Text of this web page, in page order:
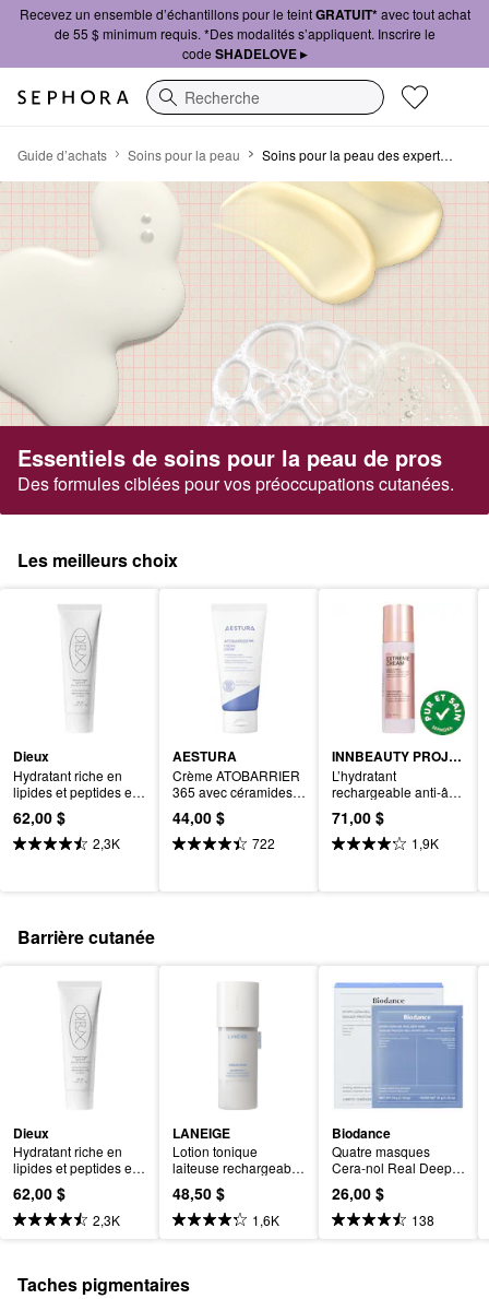
Recevez un ensemble d’échantillons pour le teintGRATUIT*avec tout achat
de 55 $ minimum requis. *Des modalités s’appliquent. Inscrire le
code SHADELOVE ▸
Recherche
Guide d’achats Soins pour la peau Soins pour la peau des experts en la matière
Essentiels de soins pour la peau de pros
Des formules ciblées pour vos préoccupations cutanées.
Les meilleurs choix
Dieux
Hydratant riche en
lipides et peptides et
soin réparateur de la
barrière cutanée
Instant Angel
62,00 $
2,3K
AESTURA
Crème ATOBARRIER
365 avec céramides
et niacinamide pour
réparer la barrière
d’hydratation cutanée
44,00 $
722
INNBEAUTY PROJECT
L’hydratant
rechargeable anti-âge
raffermissant et à effet
remontant Extreme
Cream
71,00 $
1,9K
Barrière cutanée
Dieux
Hydratant riche en
lipides et peptides et
soin réparateur de la
barrière cutanée
Instant Angel
62,00 $
2,3K
LANEIGE
Lotion tonique
laiteuse rechargeable
avec céramides et
peptides Cream Skin
48,50 $
1,6K
Biodance
Quatre masques
Cera-nol Real Deep
pour le soulagement
de la sécheresse et
des rougeurs
26,00 $
138
Taches pigmentaires